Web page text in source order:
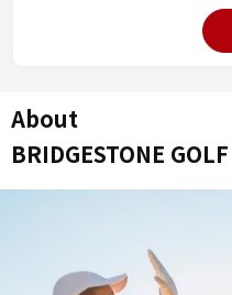
About
BRIDGESTONE GOLF